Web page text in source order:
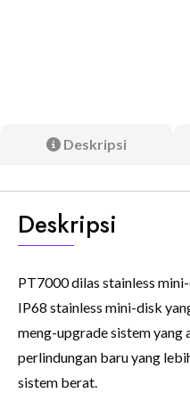
Deskripsi
Deskripsi
PT7000 dilas stainless
IP68 stainless mini-disk
meng-upgrade sistem yang
perlindungan baru yang
sistem berat.